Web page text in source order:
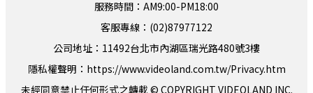
服務時間：AM9:00-PM18:00
客服專線：(02)87977122
公司地址：11492台北市內湖區瑞光路480號3樓
隱私權聲明： https://www.videoland.com.tw/Privacy.htm
未經同意禁止任何形式之轉載 © COPYRIGHT VIDEOLAND INC.